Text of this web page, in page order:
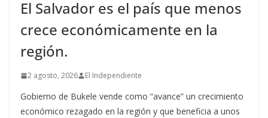
El Salvador es el país que menos
crece económicamente en la
región.
2 agosto, 2026 El Independiente
Gobierno de Bukele vende como “avance” un crecimiento
económico rezagado en la región y que beneficia a unos